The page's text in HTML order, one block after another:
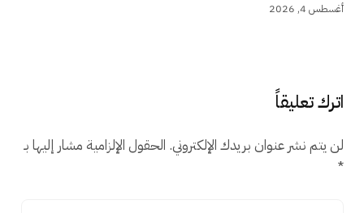
أغسطس 4, 2026
اترك تعليقاً
لن يتم نشر عنوان بريدك الإلكتروني. الحقول الإلزامية مشار إليها بـ
*